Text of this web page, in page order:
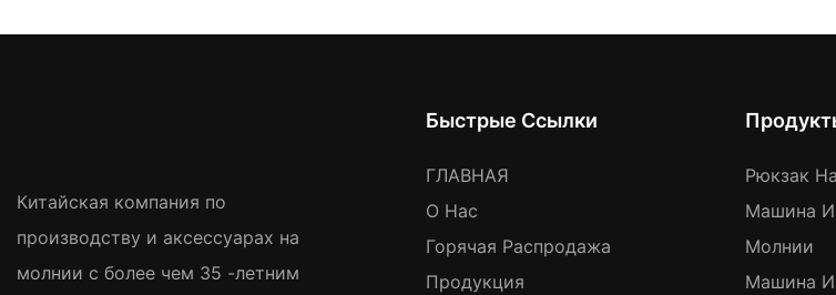
Китайская компания по
производству и аксессуарах на
молнии с более чем 35 -летним
Быстрые Ссылки
ГЛАВНАЯ
О Нас
Горячая Распродажа
Продукция
Рюкзак
Машина
Молнии
Машина